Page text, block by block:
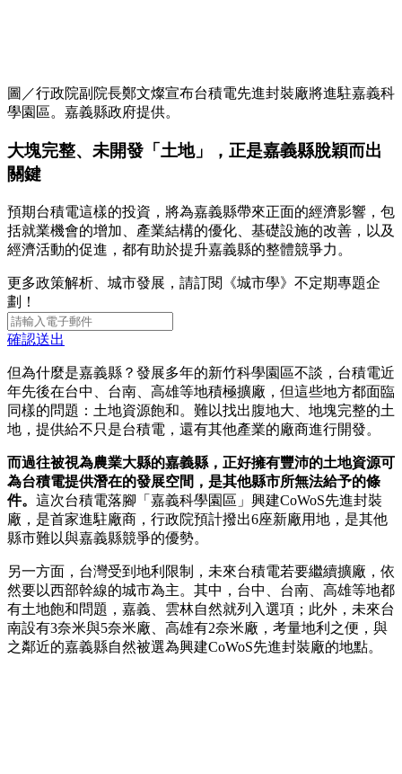
圖／行政院副院長鄭文燦宣布台積電先進封裝廠將進駐嘉義科
學園區。嘉義縣政府提供。
大塊完整、未開發「土地」，正是嘉義縣脫穎而出
關鍵
預期台積電這樣的投資，將為嘉義縣帶來正面的經濟影響，包
括就業機會的增加、產業結構的優化、基礎設施的改善，以及
經濟活動的促進，都有助於提升嘉義縣的整體競爭力。
更多政策解析、城市發展，請訂閱《城市學》不定期專題企
劃！
確認送出
但為什麼是嘉義縣？發展多年的新竹科學園區不談，台積電近
年先後在台中、台南、高雄等地積極擴廠，但這些地方都面臨
同樣的問題：土地資源飽和。難以找出腹地大、地塊完整的土
地，提供給不只是台積電，還有其他產業的廠商進行開發。
而過往被視為農業大縣的嘉義縣，正好擁有豐沛的土地資源可
為台積電提供潛在的發展空間，是其他縣市所無法給予的條
件。 這次台積電落腳「嘉義科學園區」興建CoWoS先進封裝
廠，是首家進駐廠商，行政院預計撥出6座新廠用地，是其他
縣市難以與嘉義縣競爭的優勢。
另一方面，台灣受到地利限制，未來台積電若要繼續擴廠，依
然要以西部幹線的城市為主。其中，台中、台南、高雄等地都
有土地飽和問題，嘉義、雲林自然就列入選項；此外，未來台
南設有3奈米與5奈米廠、高雄有2奈米廠，考量地利之便，與
之鄰近的嘉義縣自然被選為興建CoWoS先進封裝廠的地點。